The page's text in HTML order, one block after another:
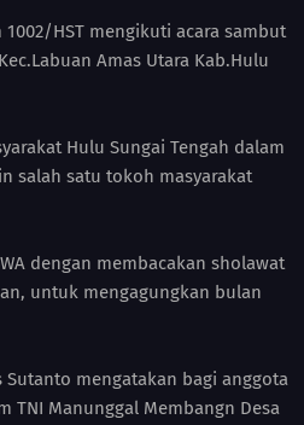
1002/HST mengikuti acara sambut
Amas Utara Kab.Hulu
Hulu Sungai Tengah dalam
salah satu tokoh masyarakat
dengan membacakan sholawat
untuk mengagungkan bulan
Sutanto mengatakan bagi anggota
Manunggal Membangn Desa